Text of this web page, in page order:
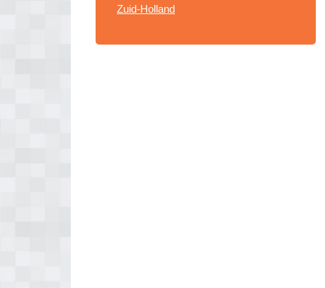
Zuid-Holland